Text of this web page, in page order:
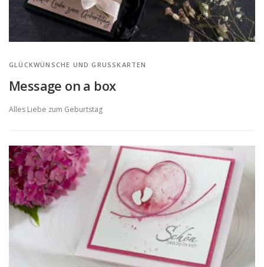
GLÜCKWÜNSCHE UND GRUSSKARTEN
Message on a box
Alles Liebe zum Geburtstag